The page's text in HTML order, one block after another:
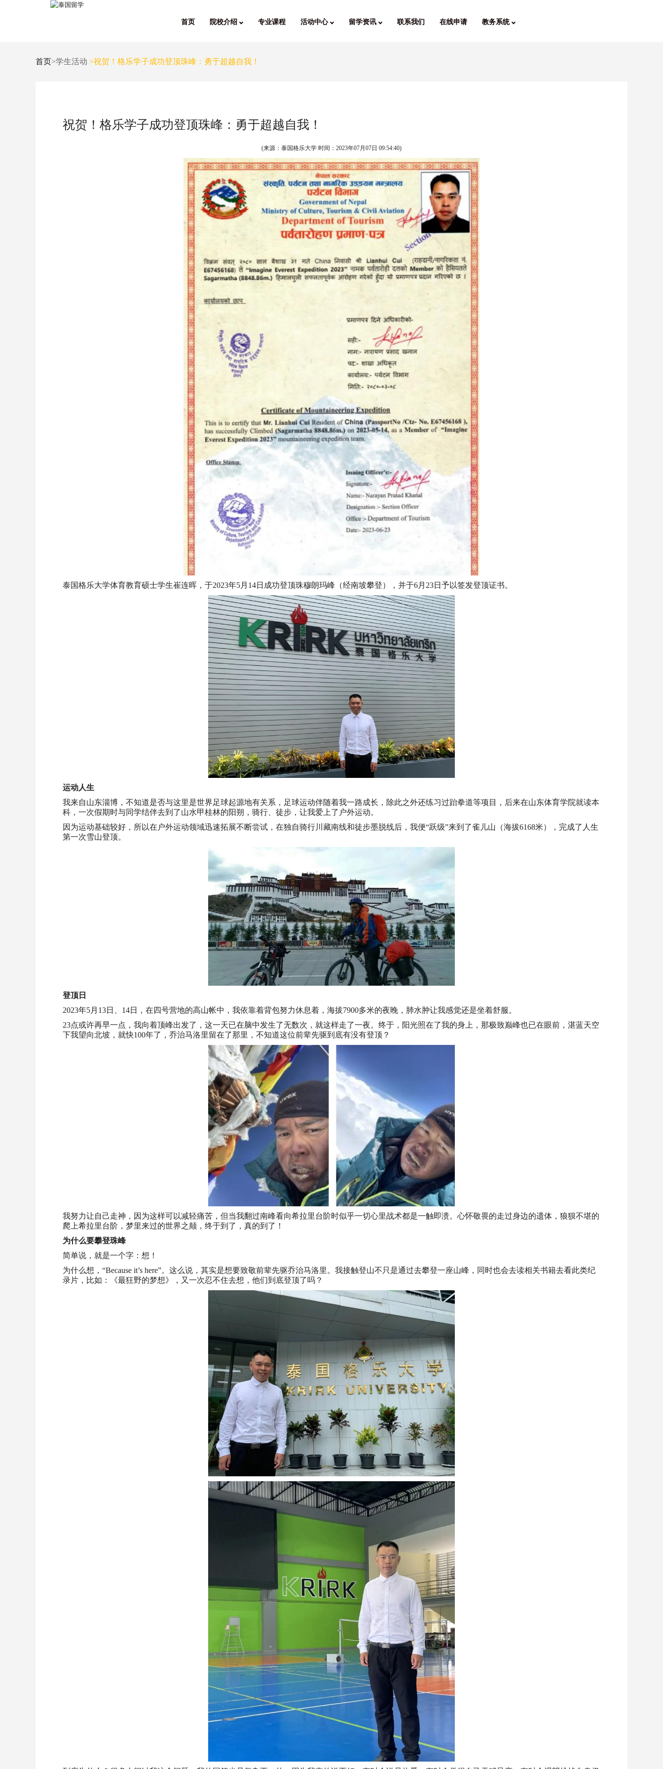
首页 院校介绍 专业课程 活动中心 留学资讯 联系我们 在线申请 教务系统
首页>学生活动 >祝贺！格乐学子成功登顶珠峰：勇于超越自我！
祝贺！格乐学子成功登顶珠峰：勇于超越自我！
(来源：泰国格乐大学 时间： 2023年07月07日 09:54:40)
泰国格乐大学体育教育硕士学生崔连晖，于2023年5月14日成功登顶珠穆朗玛峰（经南坡攀登），并于6月23日予以签发登顶证书。
运动人生
我来自山东淄博，不知道是否与这里是世界足球起源地有关系，足球运动伴随着我一路成长，除此之外还练习过跆拳道等项目，后来在山东体育学院就读本
科，一次假期时与同学结伴去到了山水甲桂林的阳朔，骑行、徒步，让我爱上了户外运动。
因为运动基础较好，所以在户外运动领域迅速拓展不断尝试，在独自骑行川藏南线和徒步墨脱线后，我便“跃级”来到了雀儿山（海拔6168米），完成了人生
第一次雪山登顶。
登顶日
2023年5月13日、14日，在四号营地的高山帐中，我依靠着背包努力休息着，海拔7900多米的夜晚，肺水肿让我感觉还是坐着舒服。
23点或许再早一点，我向着顶峰出发了，这一天已在脑中发生了无数次，就这样走了一夜。终于，阳光照在了我的身上，那极致巅峰也已在眼前，湛蓝天空
下我望向北坡，就快100年了，乔治马洛里留在了那里，不知道这位前辈先驱到底有没有登顶？
我努力让自己走神，因为这样可以减轻痛苦，但当我翻过南峰看向希拉里台阶时似乎一切心里战术都是一触即溃。心怀敬畏的走过身边的遗体，狼狈不堪的
爬上希拉里台阶，梦里来过的世界之颠，终于到了，真的到了！
为什么要攀登珠峰
简单说，就是一个字：想！
为什么想，“Because it’s here”。这么说，其实是想要致敬前辈先驱乔治马洛里。我接触登山不只是通过去攀登一座山峰，同时也会去读相关书籍去看此类纪
录片，比如：《最狂野的梦想》，又一次忍不住去想，他们到底登顶了吗？